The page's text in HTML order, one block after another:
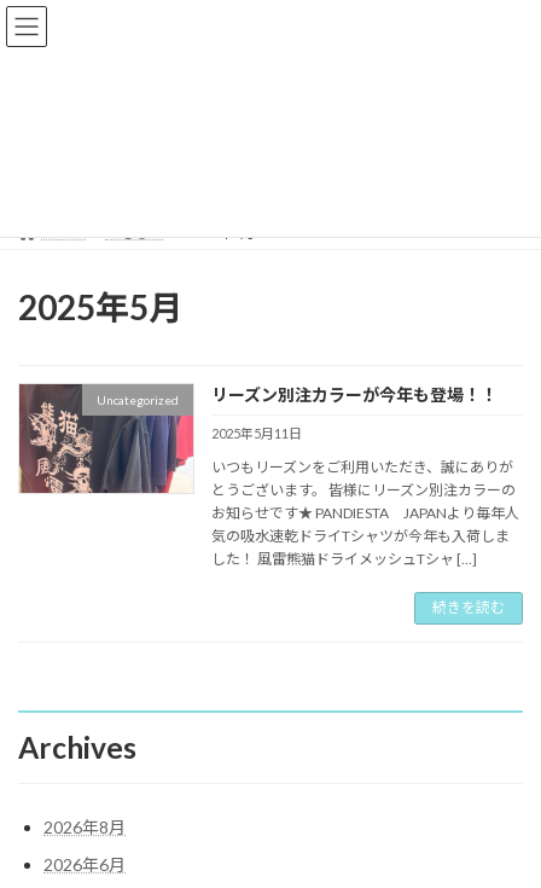
コ
ン
ナ
ビ
HOME おしらせ 2025年5月
2025年5月
Uncategorized リーズン別注カラーが今年も登場！！
2025年5月11日
いつもリーズンをご利用いただき、誠にありが
とうございます。 皆様にリーズン別注カラーの
お知らせです★ PANDIESTA JAPANより毎年人
気の吸水速乾ドライTシャツが今年も入荷しま
した！ 風雷熊猫ドライメッシュTシャ […]
続きを読む
Archives
2026年8月
2026年6月